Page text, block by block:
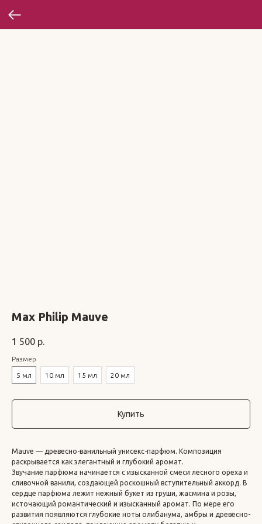
Max Philip Mauve
1 500 р.
Размер
5 мл 10 мл 15 мл 20 мл
Купить
Mauve — древесно-ванильный унисекс-парфюм. Композиция
раскрывается как элегантный и глубокий аромат.
Звучание парфюма начинается с изысканной смеси лесного ореха и
сливочной ванили, создающей роскошный вступительный аккорд. В
сердце парфюма лежит нежный букет из груши, жасмина и розы,
источающий романтический и изысканный аромат. По мере его
развития появляются глубокие ноты олибанума, амбры и древесно-